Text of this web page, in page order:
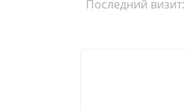
Последний визит: